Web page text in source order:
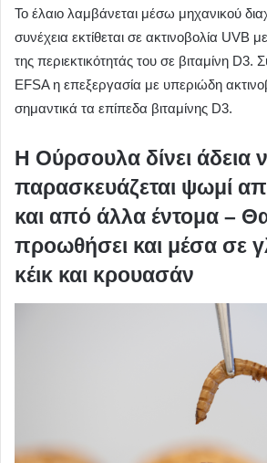
Το έλαιο λαμβάνεται μέσω μηχανικού
συνέχεια εκτίθεται σε ακτινοβολία UVB
της περιεκτικότητάς του σε βιταμίνη
EFSA η επεξεργασία με υπεριώδη
σημαντικά τα επίπεδα βιταμίνης D3.
Η Ούρσουλα δίνει άδεια
παρασκευάζεται ψωμί
και από άλλα έντομα –
προωθήσει και μέσα σε
κέικ και κρουασάν